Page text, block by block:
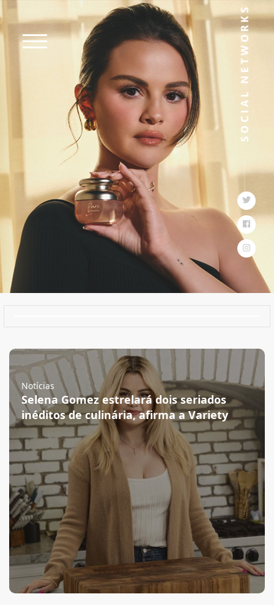
Notícias
Selena Gomez estrelará dois seriados
inéditos de culinária, afirma a Variety